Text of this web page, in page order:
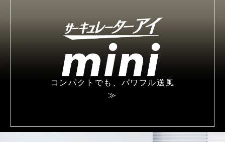
コンパクトでも、 パワフル送風
≫